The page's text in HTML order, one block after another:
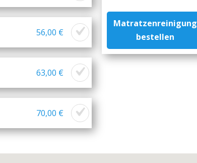
56,00 €
63,00 €
70,00 €
Matratzenreinigung
bestellen